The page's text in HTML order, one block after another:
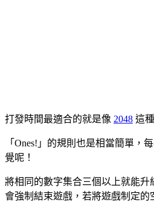
打發時間最適合的就是像 2048 這
「Ones!」的規則也是相當簡單
覺呢！
將相同的數字集合三個以上就能
會強制結束遊戲，若將遊戲制定的